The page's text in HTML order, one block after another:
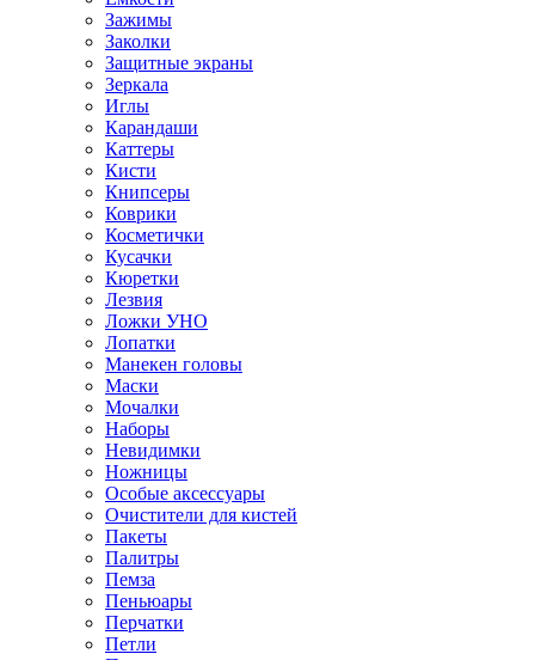
Зажимы
Заколки
Защитные экраны
Зеркала
Иглы
Карандаши
Каттеры
Кисти
Книпсеры
Коврики
Косметички
Кусачки
Кюретки
Лезвия
Ложки УНО
Лопатки
Манекен головы
Маски
Мочалки
Наборы
Невидимки
Ножницы
Особые аксессуары
Очистители для кистей
Пакеты
Палитры
Пемза
Пеньюары
Перчатки
Петли